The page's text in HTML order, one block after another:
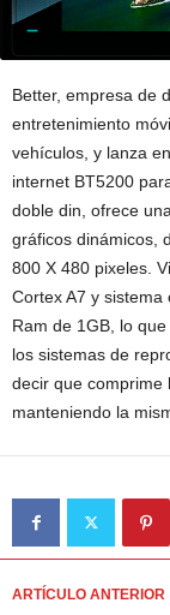
Better, empresa de
entretenimiento
vehículos, y lanza
internet BT5200
doble din, ofrece
gráficos dinámicos,
800 X 480 pixeles.
Cortex A7 y
Ram de 1GB, lo
los sistemas de
decir que comprime
manteniendo la
ARTÍCULO ANTERIOR